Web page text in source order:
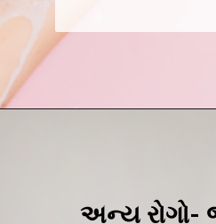
અન્ય રોગો-